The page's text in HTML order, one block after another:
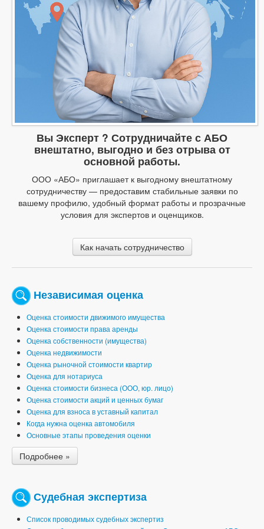
Вы Эксперт ? Сотрудничайте с АБО
внештатно, выгодно и без отрыва от
основной работы.
ООО «АБО» приглашает к выгодному внештатному
сотрудничеству — предоставим стабильные заявки по
вашему профилю, удобный формат работы и прозрачные
условия для экспертов и оценщиков.
Как начать сотрудничество
Независимая оценка
Оценка стоимости движимого имущества
Оценка стоимости права аренды
Оценка собственности (имущества)
Оценка недвижимости
Оценка рыночной стоимости квартир
Оценка для нотариуса
Оценка стоимости бизнеса (ООО, юр. лицо)
Оценка стоимости акций и ценных бумаг
Оценка для взноса в уставный капитал
Когда нужна оценка автомобиля
Основные этапы проведения оценки
Подробнее »
Судебная экспертиза
Список проводимых судебных экспертиз